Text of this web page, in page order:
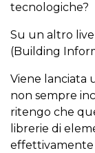
tecnologiche?
Su un altro
(Building
Viene lanciata
non sempre
ritengo che
librerie di
effettivamente